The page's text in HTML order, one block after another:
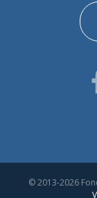
© 2013-2026